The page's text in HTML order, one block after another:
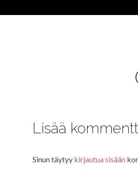
Lisää
Sinun täytyy kirjautua sisään